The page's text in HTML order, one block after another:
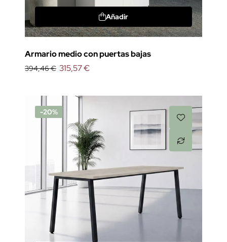
Añadir
Armario medio con puertas bajas
394,46 € 315,57 €
-20%